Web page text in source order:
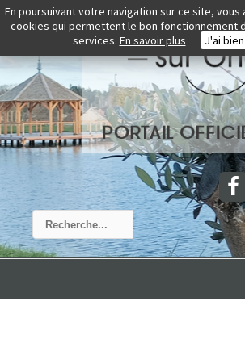
Rechercher
En poursuivant votre navigation sur ce site,
cookies qui permettent le bon fonctionnement
services. En savoir plus J'ai